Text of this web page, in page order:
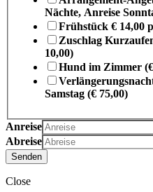
Nächte, Anreise
Frühstück € 14,00
Zuschlag
10,00)
Hund im Zimmer
Samstag (€ 75,00)
Anreise
Abreise
Senden
Close